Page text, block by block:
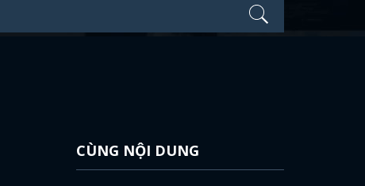
CÙNG NỘI DUNG